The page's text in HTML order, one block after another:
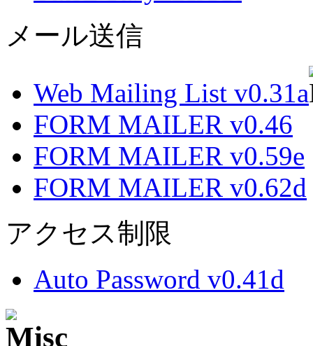
メール送信
Web Mailing List v0.31a
FORM MAILER v0.46
FORM MAILER v0.59e
FORM MAILER v0.62d
アクセス制限
Auto Password v0.41d